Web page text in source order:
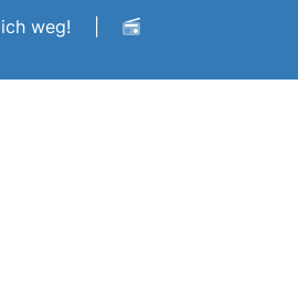
weg!